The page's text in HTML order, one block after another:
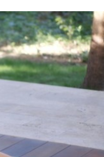
Stimme
01:44
02:00